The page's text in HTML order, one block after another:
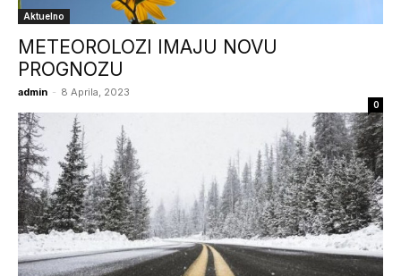
Aktuelno
METEOROLOZI IMAJU NOVU
PROGNOZU
admin - 8 Aprila, 2023
0